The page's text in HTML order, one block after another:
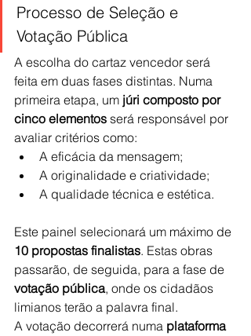
Processo de Seleção e
Votação Pública
A escolha do cartaz vencedor será
feita em duas fases distintas. Numa
primeira etapa, um júri composto por
cinco elementos será responsável por
avaliar critérios como:
A eficácia da mensagem;
A originalidade e criatividade;
A qualidade técnica e estética.
Este painel selecionará um máximo de
10 propostas finalistas. Estas obras
passarão, de seguida, para a fase de
votação pública, onde os cidadãos
limianos terão a palavra final.
A votação decorrerá numa plataforma